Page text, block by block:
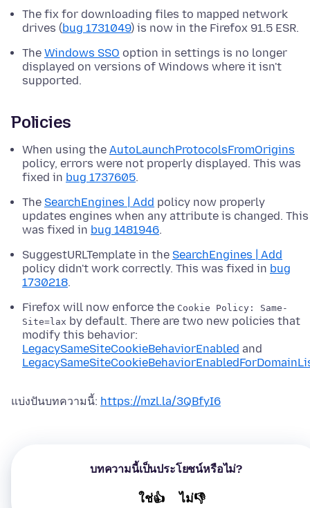
The fix for downloading files to mapped network
drives (bug 1731049) is now in the Firefox 91.5 ESR.
The Windows SSO option in settings is no longer
displayed on versions of Windows where it isn't
supported.
Policies
When using the AutoLaunchProtocolsFromOrigins
policy, errors were not properly displayed. This was
fixed in bug 1737605.
The SearchEngines | Add policy now properly
updates engines when any attribute is changed. This
was fixed in bug 1481946.
SuggestURLTemplate in the SearchEngines | Add
policy didn't work correctly. This was fixed in bug
1730218.
Firefox will now enforce the Cookie Policy: Same-
Site=lax by default. There are two new policies that
modify this behavior:
LegacySameSiteCookieBehaviorEnabled and
แบ่งปันบทความนี้: https://mzl.la/3QBfyI6
บทความนี้เป็นประโยชน์หรือไม่?
ใช่👍 ไม่👎